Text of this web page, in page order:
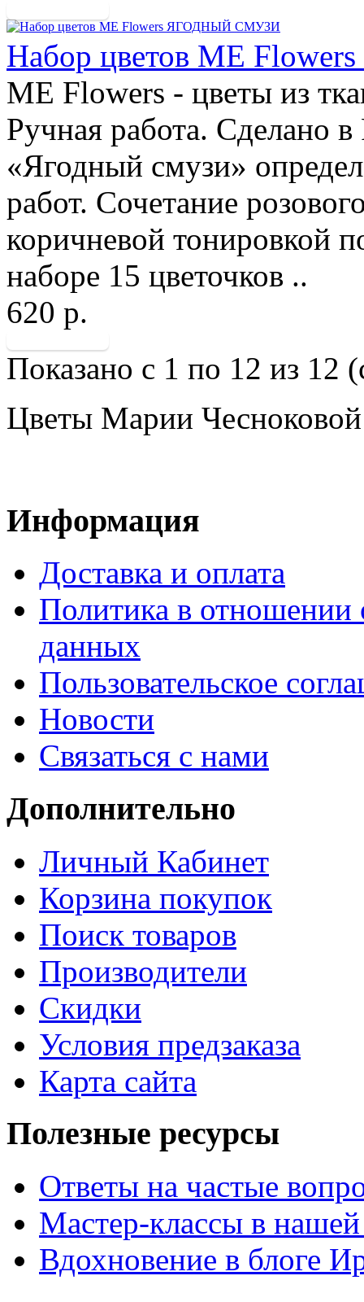
Набор цветов ME
ME Flowers - цветы из
Ручная работа. Сделано
«Ягодный смузи»
работ. Сочетание
коричневой тонировкой
наборе 15 цветочков ..
620 р.
Показано с 1 по 12 из 12
Цветы Марии
Информация
Доставка и оплата
Политика в отношении
данных
Пользовательское
Новости
Связаться с нами
Дополнительно
Личный Кабинет
Корзина покупок
Поиск товаров
Производители
Скидки
Условия предзаказа
Карта сайта
Полезные ресурсы
Ответы на частые
Мастер-классы в нашей
Вдохновение в блоге